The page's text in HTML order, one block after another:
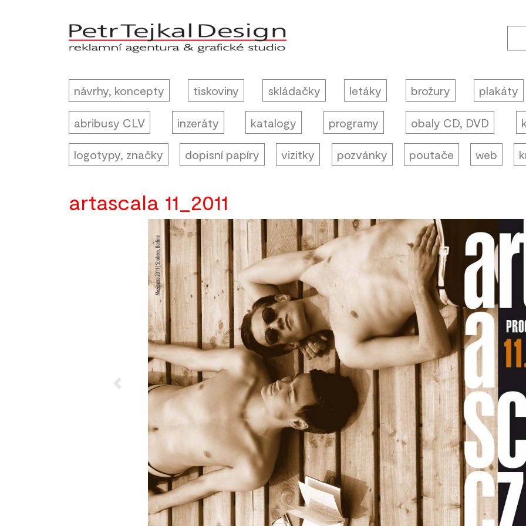
návrhy, koncepty tiskoviny skládačky letáky brožury plakáty
abribusy CLV inzeráty katalogy programy obaly CD, DVD
logotypy, značky dopisní papíry vizitky pozvánky poutače web
artascala 11_2011
Previous